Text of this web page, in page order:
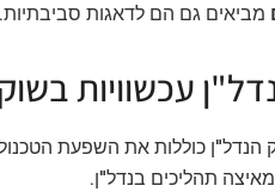
מביאים גם הם לדאגות
עכשוויות
כוללות את השפעת
תהליכים בנדל"ן.